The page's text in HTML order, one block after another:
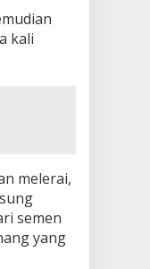
kali
melerai,
semen
yang